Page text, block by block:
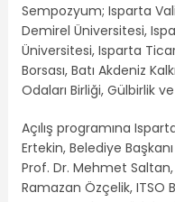
Sempozyum; Isparta
Demirel Üniversitesi,
Üniversitesi, Isparta
Borsası, Batı Akdeniz
Odaları Birliği, Gülbirlik
Açılış programına
Ertekin, Belediye
Prof. Dr. Mehmet Saltan,
Ramazan Özçelik, ITSO